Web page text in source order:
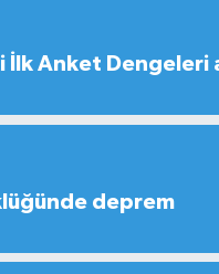
Anket Dengeleri
deprem